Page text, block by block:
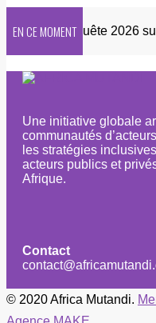
EN CE MOMENT
Enquête 2026 sur
Une initiative globale
communautés
les stratégies
acteurs publics et
Afrique.
Contact
© 2020 Africa Mutandi.